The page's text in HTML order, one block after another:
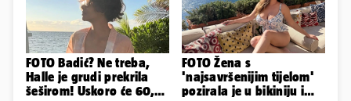
FOTO Badić? Ne treba,
Halle je grudi prekrila
šeširom! Uskoro će 60,
FOTO Žena s
'najsavršenijim tijelom'
pozirala je u bikiniju i